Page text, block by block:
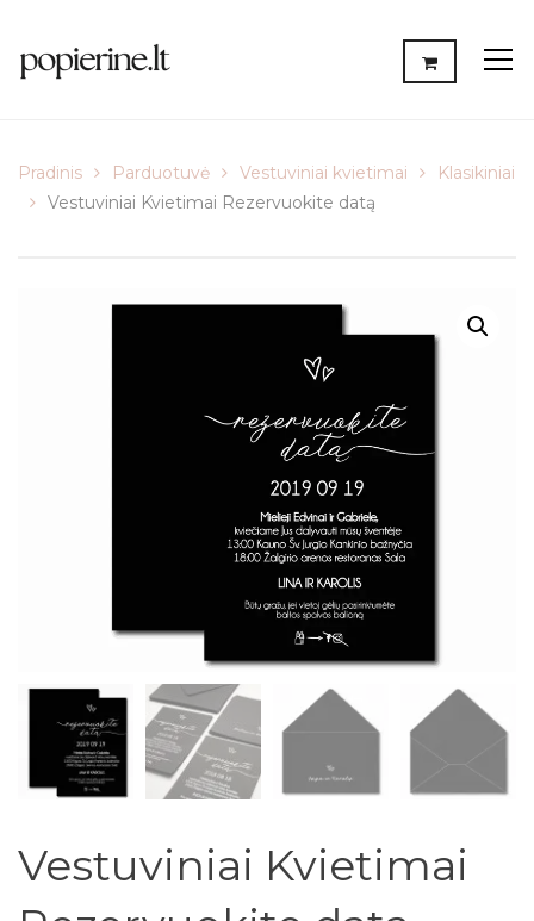
Pradinis Parduotuvė Vestuviniai kvietimai
Klasikiniai
Vestuviniai Kvietimai Rezervuokite datą
Vestuviniai Kvietimai